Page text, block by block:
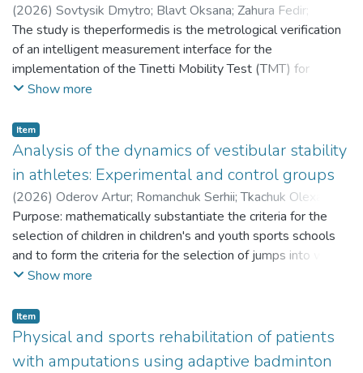
(2026) Sovtysik Dmytro; Blavt Oksana; Zahura Fedir;
Naumchuk Volodymyr;Huska Mykhaylo;Herasymenko
Oleksandr;Helzhynska Tetiana;Shanta Ivan;Загура Федір
The study is theperformedis is the metrological verification
of an intelligent measurement interface for the
implementation of the Tinetti Mobility Test (TMT) for
students with disabilities resulting from blast TBI. Метою
інтелектуального вимірювального інтерфейсу для
впровадження тесту мобільності Тінетті (TMT) для
студентів з інвалідністю, спричиненою вибуховою
черепно-мозковою травмою.
Show more
Item
Analysis of the dynamics of vestibular stability
in athletes: Experimental and control groups
(2026) Oderov Artur; Romanchuk Serhii;Tkachuk Olexandr
Shljamar Ihor;Bezkorovainyi Dmytro;Ponomarov Viktor;
Ishchenko Yevhen;Meleshenko Oleh ;Nebozhuk Oleh;
Vorontsov Oleksandr;Dunets-Lesko Antonina;Abramenko
Oleh;Dmytro Homan
Purpose: mathematically substantiate the criteria for the
selection of children in children's and youth sports schools
and to form the criteria for the selection of jumps into water
at the stage of initial training.
дітей до дитячо-юнацьких спортивних шкіл та
сформувати критерії відбору стрибків у воду на етапі
початкової підготовки.
Show more
Item
Physical and sports rehabilitation of patients
with amputations using adaptive badminton